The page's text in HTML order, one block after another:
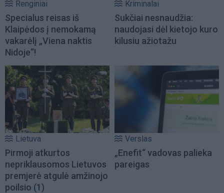
Renginiai
Specialus reisas iš
Klaipėdos į nemokamą
vakarėlį „Viena naktis
Nidoje“!
Kriminalai
Sukčiai nesnaudžia:
naudojasi dėl kietojo kuro
kilusiu ažiotažu
Lietuva
Pirmoji atkurtos
nepriklausomos Lietuvos
premjerė atgulė amžinojo
poilsio (1)
Verslas
„Enefit“ vadovas palieka
pareigas